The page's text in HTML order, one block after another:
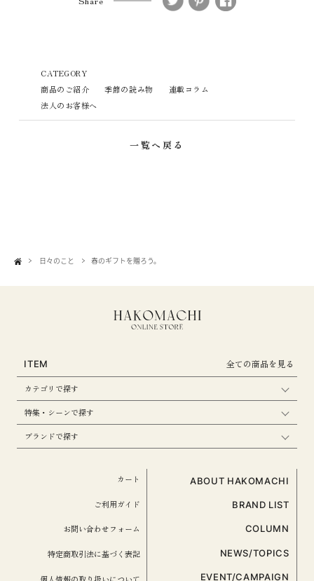
CATEGORY
商品のご紹介
季節の読み物
連載コラム
法人のお客様へ
一覧へ戻る
日々のこと 春のギフトを贈ろう。
ITEM 全ての商品を見る
カテゴリで探す
特集・シーンで探す
ブランドで探す
ABOUT HAKOMACHI
BRAND LIST
COLUMN
NEWS/TOPICS
EVENT/CAMPAIGN
カート
ご利用ガイド
お問い合わせフォーム
特定商取引法に基づく表記
個人情報の取り扱いについて